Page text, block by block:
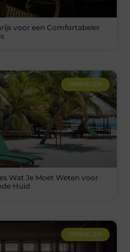
voor een Comfortabeler
WINKELEN
Wat Je Moet Weten voor
Huid
WINKELEN